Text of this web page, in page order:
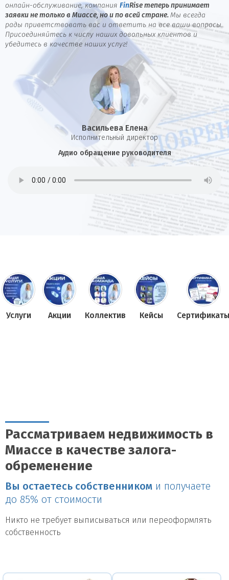
онлайн-обслуживание, компания FinRise теперь принимает
заявки не только в Миассе, но и по всей стране. Мы всегда
рады приветствовать вас и ответить на все ваши вопросы.
Присоединяйтесь к числу наших довольных клиентов и
убедитесь в качестве наших услуг!
Васильева Елена
И сполнительный директор
Аудио обращение руководителя
Услуги Акции Коллектив Кейсы Сертификаты
Рассматриваем недвижимость в
Миассе в качестве залога-
обременение
Вы остаетесь собственником и получаете
до 85% от стоимости
Никто не требует выписываться или переоформлять
собственность